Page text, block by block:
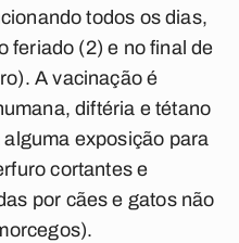
todos os dias,
feriado (2) e no final de
A vacinação é
diftéria e tétano
exposição para
cortantes e
por cães e gatos não